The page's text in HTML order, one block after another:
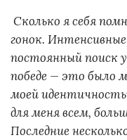
Сколько я себя
гонок.
постоянный поиск
победе — это было
моей
для меня всем,
Последние